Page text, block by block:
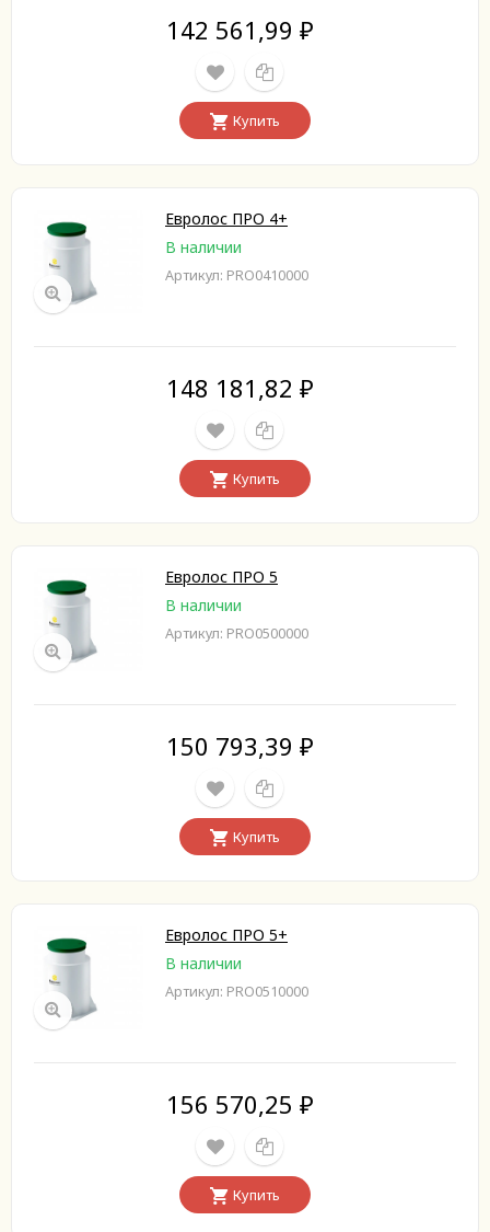
142 561,99 ₽
Купить
Евролос ПРО 4+
В наличии
Артикул: PRO0410000
148 181,82 ₽
Купить
Евролос ПРО 5
В наличии
Артикул: PRO0500000
150 793,39 ₽
Купить
Евролос ПРО 5+
В наличии
Артикул: PRO0510000
156 570,25 ₽
Купить